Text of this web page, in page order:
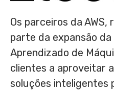
Os parceiros da AWS,
parte da expansão
Aprendizado de
clientes a aproveitar
soluções inteligentes